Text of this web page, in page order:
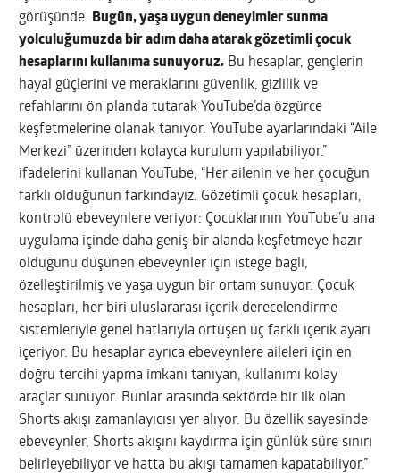
görüşünde. Bugün, yaşa uygun deneyimler sunma
yolculuğumuzda bir adım daha atarak gözetimli çocuk
hesaplarını kullanıma sunuyoruz. Bu hesaplar, gençlerin
hayal güçlerini ve meraklarını güvenlik, gizlilik ve
refahlarını ön planda tutarak YouTube’da özgürce
keşfetmelerine olanak tanıyor. YouTube ayarlarındaki “Aile
Merkezi” üzerinden kolayca kurulum yapılabiliyor.”
ifadelerini kullanan YouTube, “Her ailenin ve her çocuğun
farklı olduğunun farkındayız. Gözetimli çocuk hesapları,
kontrolü ebeveynlere veriyor: Çocuklarının YouTube’u ana
uygulama içinde daha geniş bir alanda keşfetmeye hazır
olduğunu düşünen ebeveynler için isteğe bağlı,
özelleştirilmiş ve yaşa uygun bir ortam sunuyor. Çocuk
hesapları, her biri uluslararası içerik derecelendirme
sistemleriyle genel hatlarıyla örtüşen üç farklı içerik ayarı
içeriyor. Bu hesaplar ayrıca ebeveynlere aileleri için en
doğru tercihi yapma imkanı tanıyan, kullanımı kolay
araçlar sunuyor. Bunlar arasında sektörde bir ilk olan
Shorts akışı zamanlayıcısı yer alıyor. Bu özellik sayesinde
ebeveynler, Shorts akışını kaydırma için günlük süre sınırı
belirleyebiliyor ve hatta bu akışı tamamen kapatabiliyor.”